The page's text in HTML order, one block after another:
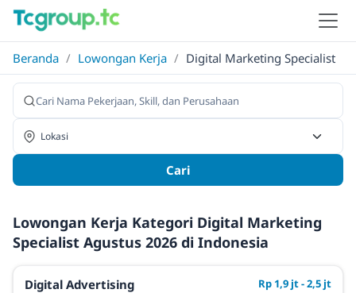
Beranda / Lowongan Kerja / Digital Marketing Specialist
Cari
Lowongan Kerja Kategori Digital Marketing
Specialist Agustus 2026 di Indonesia
Digital Advertising
Rp 1,9 jt - 2,5 jt